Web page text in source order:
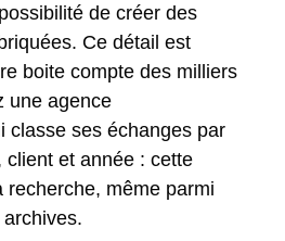
de créer des
Ce détail est
boite compte des milliers
une agence
classe ses échanges par
client et année : cette
recherche, même parmi